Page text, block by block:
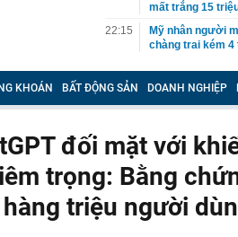
mất trắng 15
22:15
Mỹ nhân người
chàng trai kém
22:10
Chữ “NAPAS”
22:08
Người phụ nữ
chuyển trả lại,
22:01
NSƯT Hoài Linh
21:59
Bắt nguyên
định cư
21:59
Kênh TikTok
view: Vì sao
KHOÁN BẤT ĐỘNG SẢN DOANH NGHIỆP
đối mặt với
trọng: Bằng
triệu người